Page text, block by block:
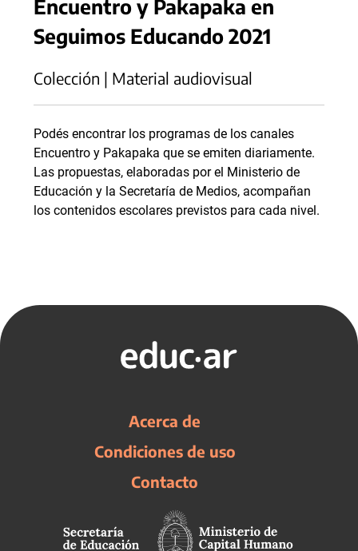
Encuentro y Pakapaka en
Seguimos Educando 2021
Colección | Material audiovisual
Podés encontrar los programas de los canales
Encuentro y Pakapaka que se emiten diariamente.
Las propuestas, elaboradas por el Ministerio de
Educación y la Secretaría de Medios, acompañan
los contenidos escolares previstos para cada nivel.
Acerca de
Condiciones de uso
Contacto